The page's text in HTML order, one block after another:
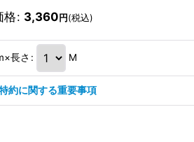
格: 3,360円(税込)
長さ : M
約に関する重要事項